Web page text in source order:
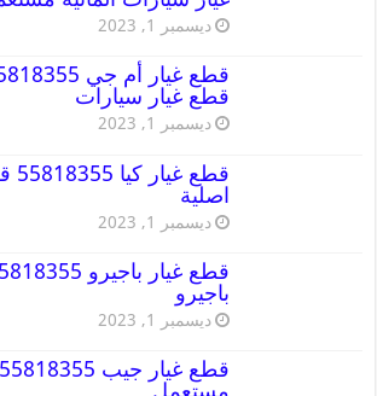
ديسمبر 1, 2023
قطع غيار سيارات
ديسمبر 1, 2023
اصلية
ديسمبر 1, 2023
باجيرو
ديسمبر 1, 2023
مستعمل